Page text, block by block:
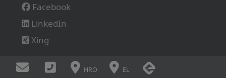
HRO EL
Facebook
LinkedIn
Xing